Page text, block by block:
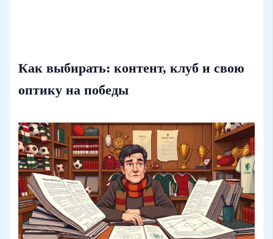
Как выбирать: контент, клуб и свою
оптику на победы